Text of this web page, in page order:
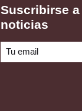
Suscribirse
noticias